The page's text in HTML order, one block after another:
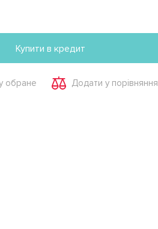
Купити в кредит
обране Додати у порівняння